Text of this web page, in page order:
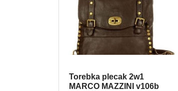
Torebka plecak 2w1
MARCO MAZZINI v106b